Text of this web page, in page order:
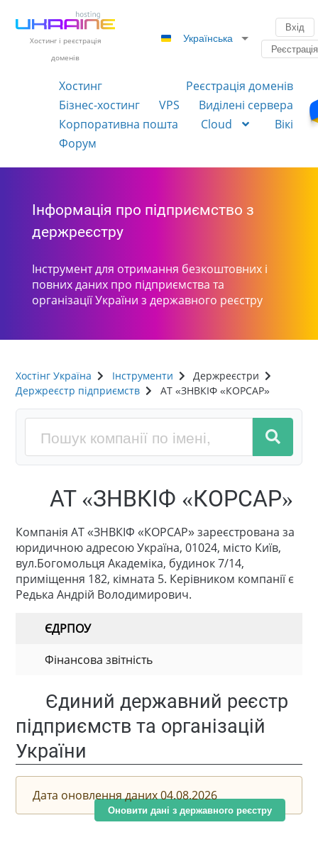
Хостинг і реєстрація
доменів
Українська
Вхід
Реєстрація
Хостинг
Реєстрація доменів
Бізнес-хостинг
VPS
Виділені сервера
Корпоративна пошта
Cloud
Вікі
Форум
Інформація про підприємство з
держреєстру
Інструмент для отримання безкоштовних і
повних даних про підприємства та
організації України з державного реєстру
Хостінг Україна Інструменти
Держреєстри
Держреєстр підприємств
АТ «ЗНВКІФ «КОРСАР»
АТ «ЗНВКІФ «КОРСАР»
Компанія АТ «ЗНВКІФ «КОРСАР» зареєстрована за
юридичною адресою Україна, 01024, місто Київ,
вул.Богомольця Академіка, будинок 7/14,
приміщення 182, кімната 5. Керівником компанії є
Редька Андрій Володимирович.
ЄДРПОУ
Фінансова звітність
Єдиний державний реєстр
підприємств та організацій
України
Дата оновлення даних 04.08.2026
Оновити дані з державного реєстру